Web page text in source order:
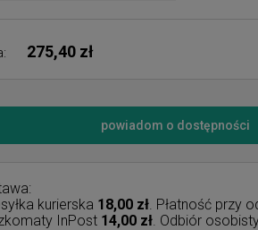
275,40 zł
powiadom o dostępności
kurierska 18,00 zł. Płatność przy
InPost 14,00 zł. Odbiór